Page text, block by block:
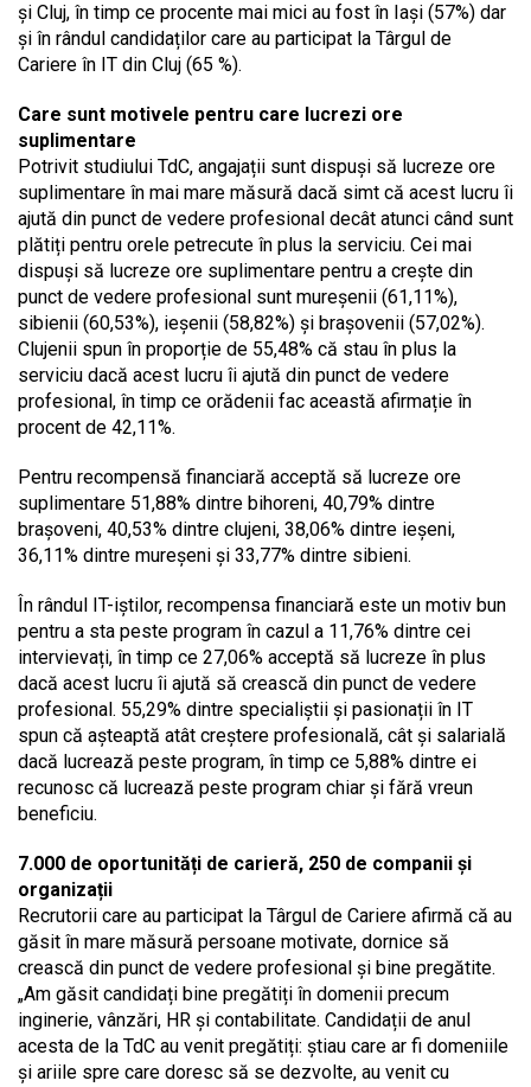
și Cluj, în timp ce procente mai mici au fost în Iași (57%) dar
și în rândul candidaților care au participat la Târgul de
Cariere în IT din Cluj (65 %).
Care sunt motivele pentru care lucrezi ore
suplimentare
Potrivit studiului TdC, angajații sunt dispuși să lucreze ore
suplimentare în mai mare măsură dacă simt că acest lucru îi
ajută din punct de vedere profesional decât atunci când sunt
plătiți pentru orele petrecute în plus la serviciu. Cei mai
dispuși să lucreze ore suplimentare pentru a crește din
punct de vedere profesional sunt mureșenii (61,11%),
sibienii (60,53%), ieșenii (58,82%) și brașovenii (57,02%).
Clujenii spun în proporție de 55,48% că stau în plus la
serviciu dacă acest lucru îi ajută din punct de vedere
profesional, în timp ce orădenii fac această afirmație în
procent de 42,11%.
Pentru recompensă financiară acceptă să lucreze ore
suplimentare 51,88% dintre bihoreni, 40,79% dintre
brașoveni, 40,53% dintre clujeni, 38,06% dintre ieșeni,
36,11% dintre mureșeni și 33,77% dintre sibieni.
În rândul IT-iștilor, recompensa financiară este un motiv bun
pentru a sta peste program în cazul a 11,76% dintre cei
intervievați, în timp ce 27,06% acceptă să lucreze în plus
dacă acest lucru îi ajută să crească din punct de vedere
profesional. 55,29% dintre specialiștii și pasionații în IT
spun că așteaptă atât creștere profesională, cât și salarială
dacă lucrează peste program, în timp ce 5,88% dintre ei
recunosc că lucrează peste program chiar și fără vreun
beneficiu.
7.000 de oportunități de carieră, 250 de companii și
organizații
Recrutorii care au participat la Târgul de Cariere afirmă că au
găsit în mare măsură persoane motivate, dornice să
crească din punct de vedere profesional și bine pregătite.
„Am găsit candidați bine pregătiți în domenii precum
inginerie, vânzări, HR și contabilitate. Candidații de anul
acesta de la TdC au venit pregătiți: știau care ar fi domeniile
și ariile spre care doresc să se dezvolte, au venit cu